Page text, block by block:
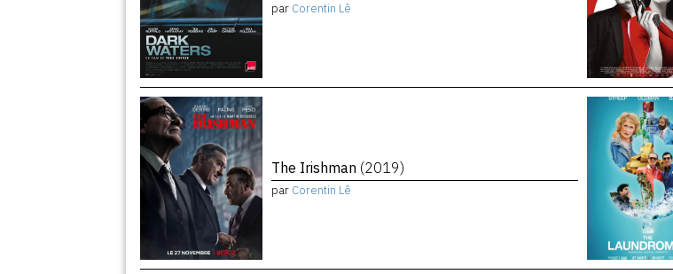
par Corentin Lê
The Irishman (2019)
par Corentin Lê